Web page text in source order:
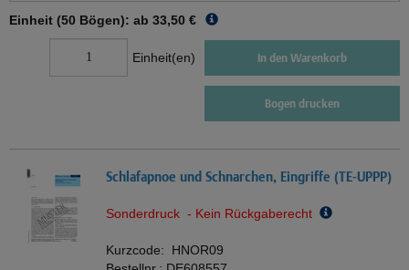
Einheit (50 Bögen): ab 33,50 €
Einheit(en) In den Warenkorb
Bogen drucken
Schlafapnoe und Schnarchen, Eingriffe (TE-UPPP)
Sonderdruck - Kein Rückgaberecht
Kurzcode: HNOR09